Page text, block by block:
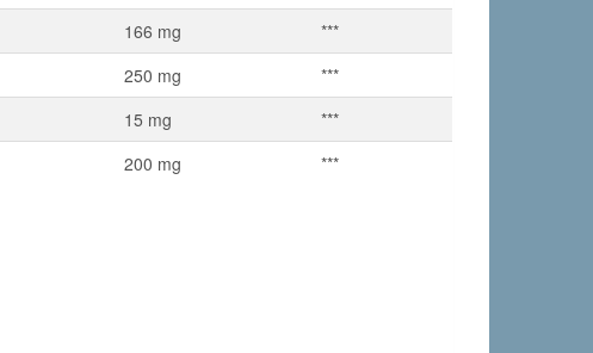
166 mg
***
250 mg
***
15 mg
***
200 mg ***